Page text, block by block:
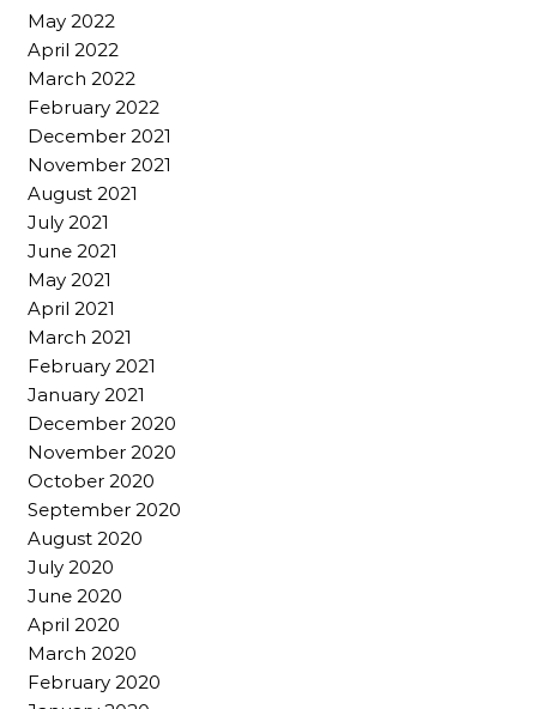
May 2022
April 2022
March 2022
February 2022
December 2021
November 2021
August 2021
July 2021
June 2021
May 2021
April 2021
March 2021
February 2021
January 2021
December 2020
November 2020
October 2020
September 2020
August 2020
July 2020
June 2020
April 2020
March 2020
February 2020